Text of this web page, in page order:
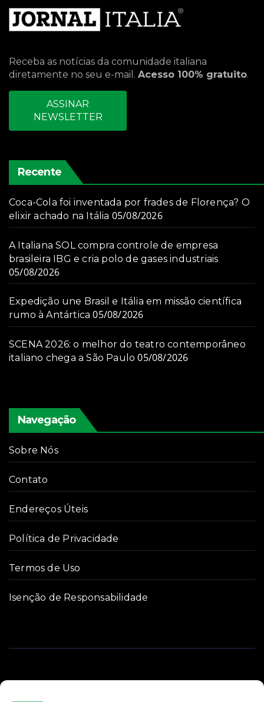
Receba as notícias da comunidade italiana
diretamente no seu e-mail. Acesso 100% gratuito.
ASSINAR
NEWSLETTER
Recente
Coca-Cola foi inventada por frades de Florença? O
elixir achado na Itália 05/08/2026
A Italiana SOL compra controle de empresa
brasileira IBG e cria polo de gases industriais
05/08/2026
Expedição une Brasil e Itália em missão científica
rumo à Antártica 05/08/2026
SCENA 2026: o melhor do teatro contemporâneo
italiano chega a São Paulo 05/08/2026
Navegação
Sobre Nós
Contato
Endereços Úteis
Política de Privacidade
Termos de Uso
Isenção de Responsabilidade